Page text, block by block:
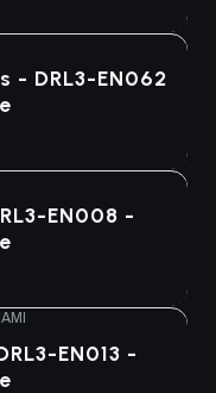
- DRL3-EN062
EN008 -
EN013 -